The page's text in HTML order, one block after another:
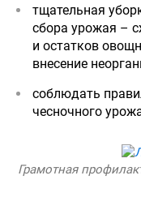
тщательная
сбора урожая –
и остатков
внесение
соблюдать
чесночного
Грамотная